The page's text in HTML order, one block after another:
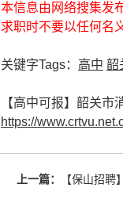
本信息由网络搜集发
求职时不要以任何名
关键字Tags： 高中 韶
【高中可报】韶关市
https://
上一篇： 【保山招聘